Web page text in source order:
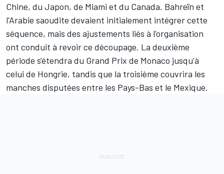
Chine, du Japon, de Miami et du Canada. Bahreïn et
l'Arabie saoudite devaient initialement intégrer cette
séquence, mais des ajustements liés à l'organisation
ont conduit à revoir ce découpage. La deuxième
période s'étendra du Grand Prix de Monaco jusqu'à
celui de Hongrie, tandis que la troisième couvrira les
manches disputées entre les Pays-Bas et le Mexique.